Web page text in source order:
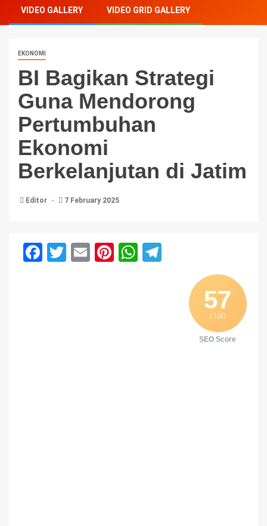
VIDEO GALLERY VIDEO GRID GALLERY
EKONOMI
BI Bagikan Strategi
Guna Mendorong
Pertumbuhan
Ekonomi
Berkelanjutan di Jatim
Editor 7 February 2025
Facebook
Twitter
EmailPinterest
WhatsApp
57
/ 100
SEO Score